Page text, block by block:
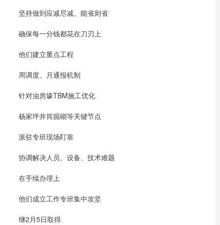
坚持做到应减尽减、能省则省
确保每一分钱都花在刀刃上
他们建立重点工程
周调度、月通报机制
针对油房壕TBM施工优化
杨家坪井筒掘砌等关键节点
派驻专班现场盯靠
协调解决人员、设备、技术难题
在手续办理上
他们成立工作专班集中攻坚
继2月5日取得